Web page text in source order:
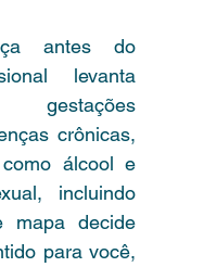
antes do
levanta
gestações
crônicas,
como álcool e
incluindo
mapa decide
para você,